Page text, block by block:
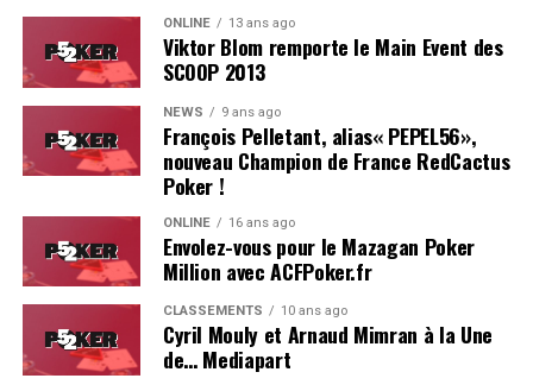
Soleau à gauche, sorti par Logghe au centre
ONLINE 13 ans ago
Viktor Blom remporte le Main Event des
SCOOP 2013
NEWS 9 ans ago
François Pelletant, alias« PEPEL56»,
nouveau Champion de France RedCactus
Poker !
ONLINE 16 ans ago
Envolez-vous pour le Mazagan Poker
Million avec ACFPoker.fr
CLASSEMENTS 10 ans ago
Cyril Mouly et Arnaud Mimran à la Une
de… Mediapart